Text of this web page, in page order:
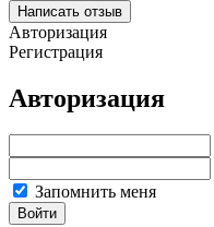
Написать отзыв
Авторизация
Регистрация
Авторизация
Запомнить меня
Войти